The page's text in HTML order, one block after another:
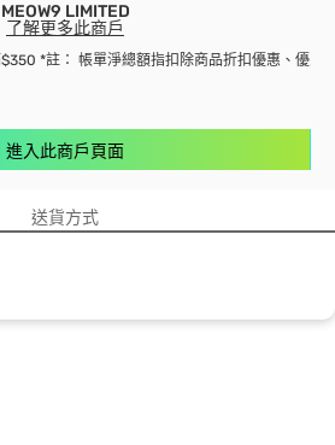
MEOW9 LIMITED
了解更多此商戶
*註： 帳單淨總額指扣除商品折扣優惠、優惠
進入此商戶頁面
送貨方式